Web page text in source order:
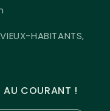
HABITANTS,
AU COURANT !